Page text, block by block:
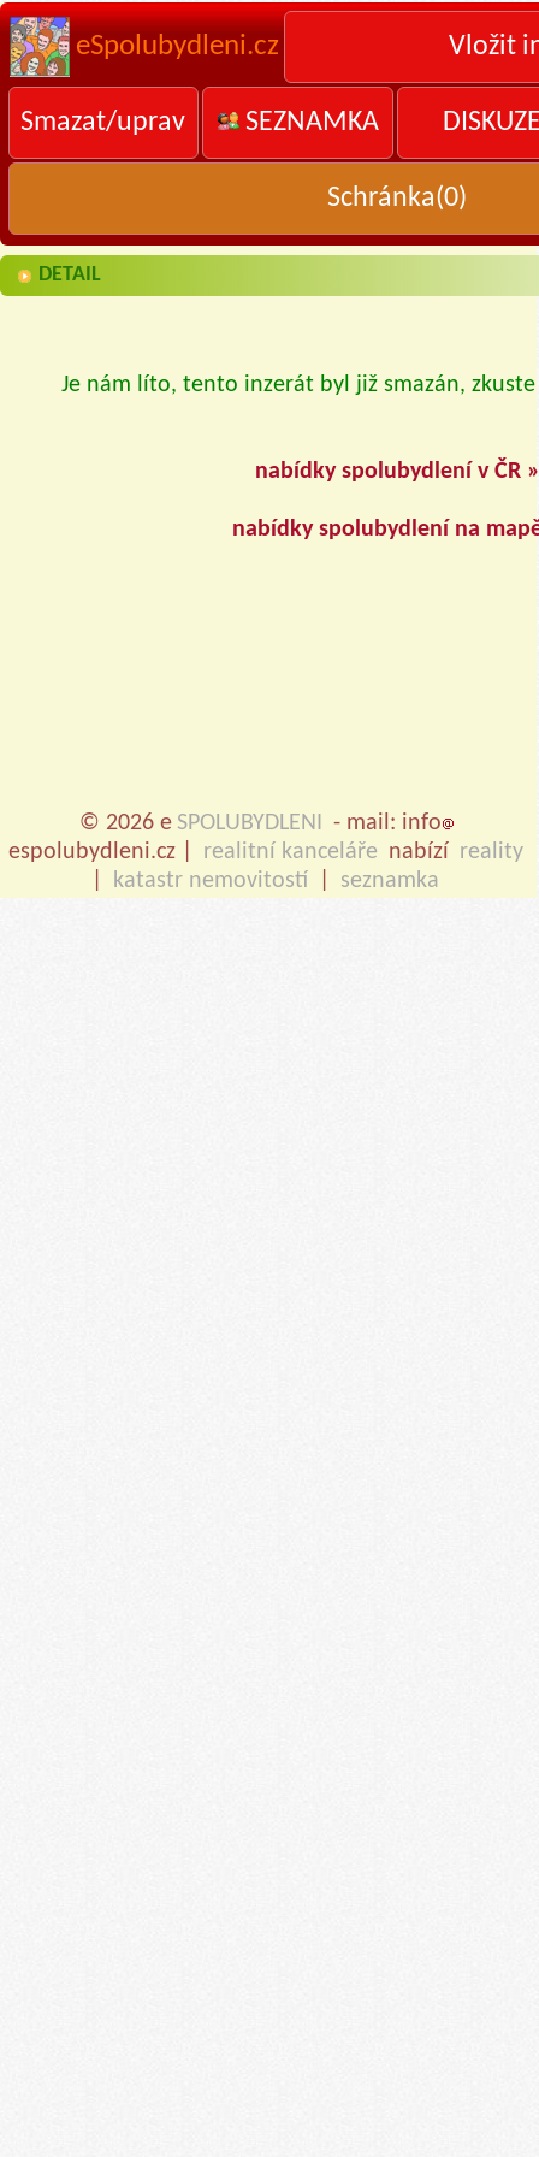
eSpolubydleni.cz Vložit
Smazat/uprav SEZNAMKA
Schránka(0)
DETAIL
Je nám líto, tento inzerát byl již smazán,
nabídky spolubydlení v ČR »
nabídky spolubydlení na
© 2026 e SPOLUBYDLENI - mail: info
espolubydleni.cz |
realitní kanceláře nabízí reality
katastr nemovitostí seznamka